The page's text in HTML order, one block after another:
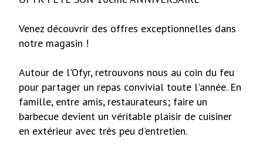
Venez découvrir des offres exceptionnelles dans
notre magasin !
Autour de l'Ofyr, retrouvons nous au coin du feu
pour partager un repas convivial toute l'année. En
famille, entre amis, restaurateurs; faire un
barbecue devient un véritable plaisir de cuisiner
en extérieur avec très peu d'entretien.